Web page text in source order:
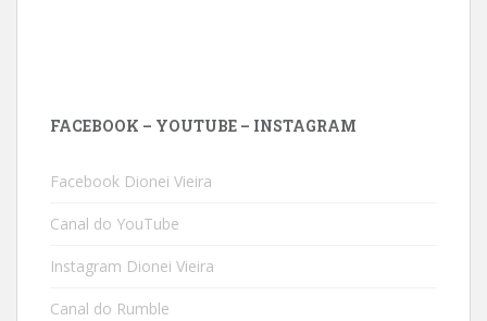
FACEBOOK – YOUTUBE – INSTAGRAM
Facebook Dionei Vieira
Canal do YouTube
Instagram Dionei Vieira
Canal do Rumble